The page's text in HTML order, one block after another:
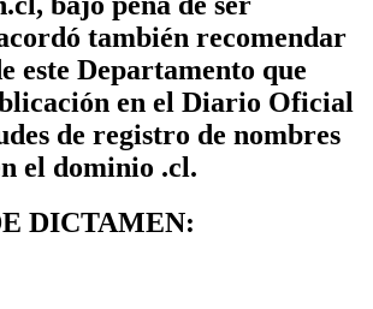
también recomendar
este Departamento que
en el Diario Oficial
de registro de nombres
el dominio .cl.
DICTAMEN: